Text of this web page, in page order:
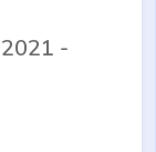
-